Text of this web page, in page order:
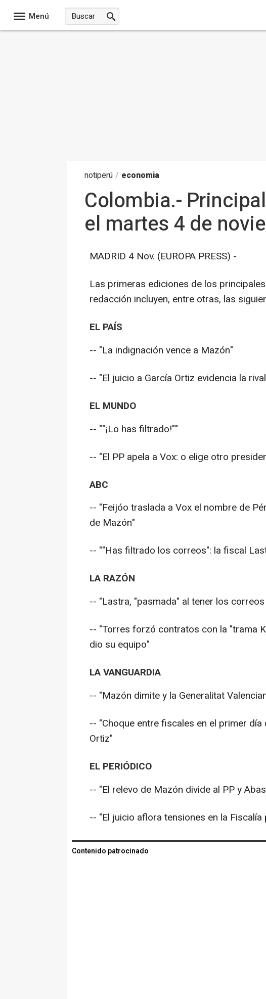
Menú
notiperú / economia
Colombia.-
el martes 4 de
MADRID 4 Nov. (EUROPA PRESS) -
Las primeras ediciones de los
redacción incluyen, entre otras, las
EL PAÍS
-- "La indignación vence a Mazón"
-- "El juicio a García Ortiz evidencia la
EL MUNDO
-- ""¡Lo has filtrado!""
-- "El PP apela a Vox: o elige otro
ABC
-- "Feijóo traslada a Vox el nombre de
de Mazón"
-- ""Has filtrado los correos": la fiscal
LA RAZÓN
-- "Lastra, "pasmada" al tener los
-- "Torres forzó contratos con la "trama
dio su equipo"
LA VANGUARDIA
-- "Mazón dimite y la Generalitat
-- "Choque entre fiscales en el primer
Ortiz"
EL PERIÓDICO
-- "El relevo de Mazón divide al PP y
-- "El juicio aflora tensiones en la
Contenido patrocinado